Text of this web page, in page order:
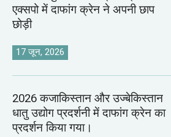
एक्सपो में दाफांग क्रेन ने अपनी छाप
छोड़ी
17 जून, 2026
2026 कजाकिस्तान और उज्बेकिस्तान
धातु उद्योग प्रदर्शनी में दाफांग क्रेन का
प्रदर्शन किया गया।